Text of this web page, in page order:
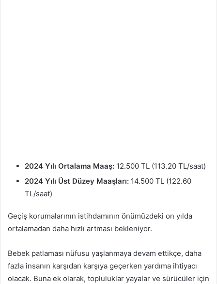
2024 Yılı Ortalama Maaş: 12.500 TL (113.20 TL/saat)
2024 Yılı Üst Düzey Maaşları: 14.500 TL (122.60
TL/saat)
Geçiş korumalarının istihdamının önümüzdeki on yılda
ortalamadan daha hızlı artması bekleniyor.
Bebek patlaması nüfusu yaşlanmaya devam ettikçe, daha
fazla insanın karşıdan karşıya geçerken yardıma ihtiyacı
olacak. Buna ek olarak, topluluklar yayalar ve sürücüler için